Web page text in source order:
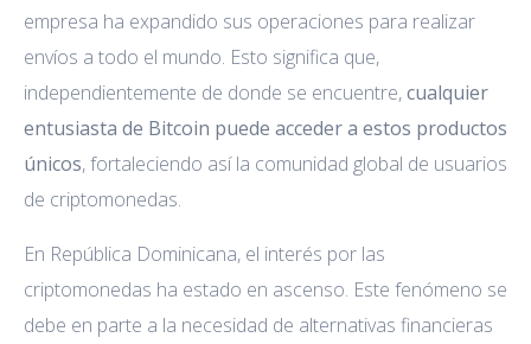
empresa ha expandido sus operaciones para realizar
envíos a todo el mundo. Esto significa que,
independientemente de donde se encuentre,cualquier
entusiasta de Bitcoin puede acceder a estos productos
únicos, fortaleciendo así la comunidad global de usuarios
de criptomonedas.
En República Dominicana, el interés por las
criptomonedas ha estado en ascenso. Este fenómeno se
debe en parte a la necesidad de alternativas financieras